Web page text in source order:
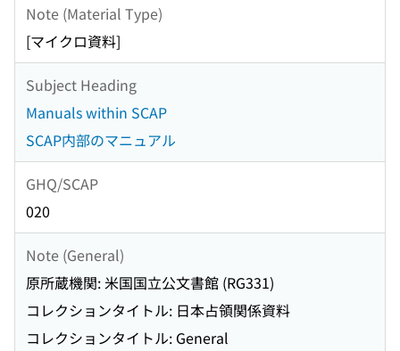
Note (Material Type)
[マイクロ資料]
Subject Heading
Manuals within SCAP
SCAP内部のマニュアル
GHQ/SCAP
020
Note (General)
原所蔵機関: 米国国立公文書館 (RG331)
コレクションタイトル: 日本占領関係資料
コレクションタイトル: General